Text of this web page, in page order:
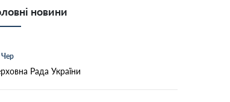
новини
Чер
Рада України